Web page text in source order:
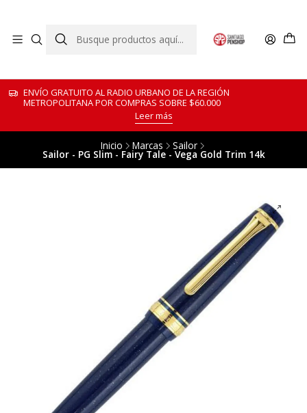
ENVÍO GRATUITO AL RADIO URBANO DE LA REGIÓN
METROPOLITANA POR COMPRAS SOBRE $60.000
Leer más
Inicio Marcas Sailor
Sailor - PG Slim - Fairy Tale - Vega Gold Trim 14k